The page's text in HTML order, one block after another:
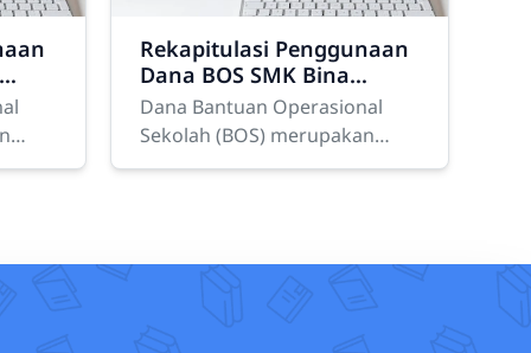
31
Rekapitulasi Penggunaan
Dana BOS SMK Bina
Nusantara Demak Tahap I
Tahun 2025/ 2026
Dana Bantuan Operasional
Sekolah (BOS) merupakan
salah satu program strategis